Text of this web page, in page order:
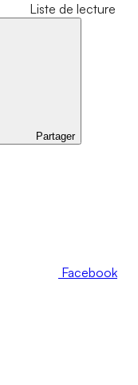
Liste de lecture
Partager
Facebook